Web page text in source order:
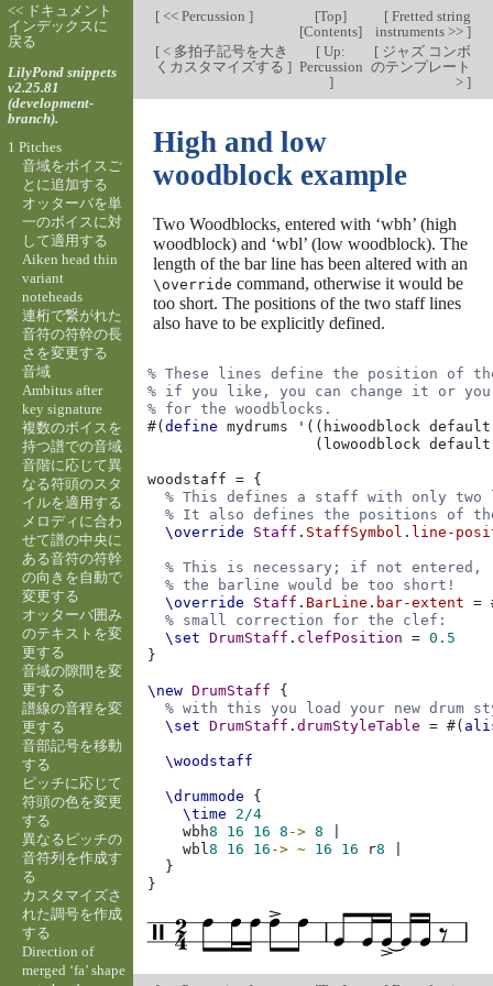
[<< Percussion ] [Top]
[Contents]
[Fretted string
instruments >> ]
[< 多拍子記号を大き
くカスタマイズする ]
[ Up:
Percussion
]
[ジャズ コンボ
のテンプレート
> ]
High and low
woodblock example
Two Woodblocks, entered with ‘wbh’ (high
woodblock) and ‘wbl’ (low woodblock). The
length of the bar line has been altered with an
\override command, otherwise it would be
too short. The positions of the two staff lines
also have to be explicitly defined.
% These lines define the position of
% if you like, you can change it or you
% for the woodblocks.
#(define mydrums ' (( hiwoodblock default
( lowoodblock default
woodstaff = {
% This defines a staff with only
% It also defines the positions of
\override
Staff . StaffSymbol . line-
% This is necessary; if not entered,
% the barline would be too short!
\override
Staff . BarLine . bar-extent =
% small correction for the clef:
\set
DrumStaff . clefPosition = 0.5
}
\new DrumStaff
{
% with this you load your new drum
\set
DrumStaff .drumStyleTable = #(
\woodstaff
\drummode
{
\time
2/4
wbh8 16 16 8 -> 8
wbl8 16 16 -> ~ 16 16 r8
}
}
<< ドキュメント
インデックスに
戻る
LilyPond snippets
v2.25.81
(development-
branch).
1 Pitches
音域をボイスご
とに追加する
オッターバを単
一のボイスに対
して適用する
Aiken head thin
variant
noteheads
連桁で繋がれた
音符の符幹の長
さを変更する
音域
Ambitus after
key signature
複数のボイスを
持つ譜での音域
音階に応じて異
なる符頭のスタ
イルを適用する
メロディに合わ
せて譜の中央に
ある音符の符幹
の向きを自動で
変更する
オッターバ囲み
のテキストを変
更する
音域の隙間を変
更する
譜線の音程を変
更する
音部記号を移動
する
ピッチに応じて
符頭の色を変更
する
異なるピッチの
音符列を作成す
る
カスタマイズさ
れた調号を作成
する
Direction of
merged ‘fa’ shape